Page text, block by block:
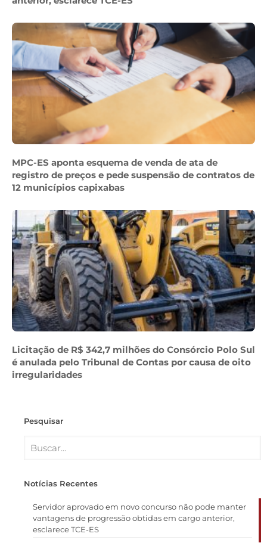
MPC-ES aponta esquema de venda de ata de
registro de preços e pede suspensão de contratos de
12 municípios capixabas
Licitação de R$ 342,7 milhões do Consórcio Polo Sul
é anulada pelo Tribunal de Contas por causa de oito
irregularidades
Pesquisar
Notícias Recentes
Servidor aprovado em novo concurso não pode manter
vantagens de progressão obtidas em cargo anterior,
esclarece TCE-ES